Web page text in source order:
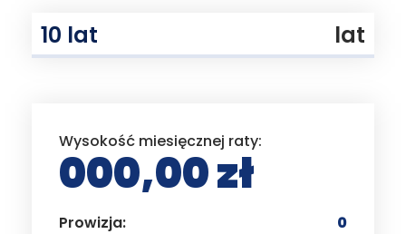
lat
Wysokość miesięcznej raty:
000,00 zł
Prowizja:
0